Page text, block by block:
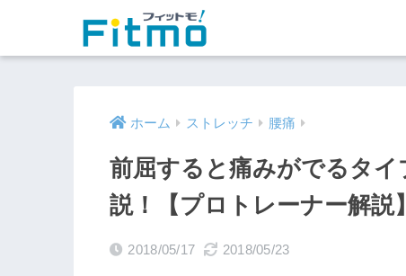
ホーム ストレッチ 腰痛
前屈すると痛みがでるタ
説！【プロトレーナー解説】
2018/05/17 2018/05/23